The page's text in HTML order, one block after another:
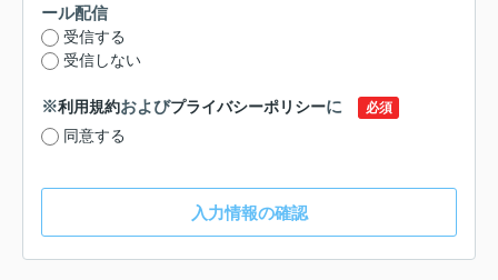
ール配信
受信する
受信しない
※利用規約およびプライバシーポリシーに 必須
同意する
入力情報の確認